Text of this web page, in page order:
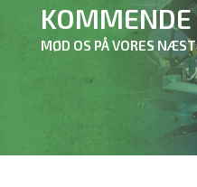
MØD OS PÅ VORES